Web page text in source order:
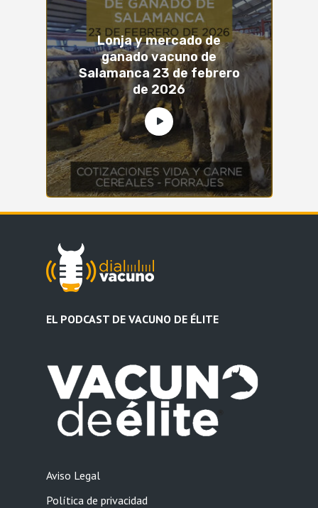
Lonja y mercado de
ganado vacuno de
Salamanca 23 de febrero
de 2026
EL PODCAST DE VACUNO DE ÉLITE
Aviso Legal
Política de privacidad